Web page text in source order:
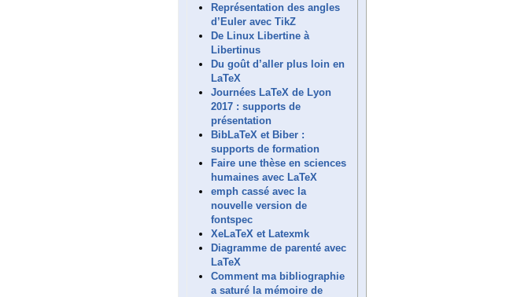
Représentation des angles
d’Euler avec TikZ
De Linux Libertine à
Libertinus
Du goût d’aller plus loin en
LaTeX
Journées LaTeX de Lyon
2017 : supports de
présentation
BibLaTeX et Biber :
supports de formation
Faire une thèse en sciences
humaines avec LaTeX
emph cassé avec la
nouvelle version de
fontspec
XeLaTeX et Latexmk
Diagramme de parenté avec
LaTeX
Comment ma bibliographie
a saturé la mémoire de